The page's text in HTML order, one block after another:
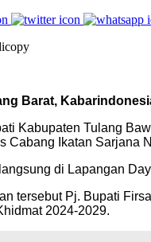
Barat,
Kabupaten Tulang
Cabang Ikatan Sarjana
di Lapangan
tersebut Pj. Bupati
2024-2029.